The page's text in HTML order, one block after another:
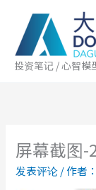
投资笔记 / 心智模
屏幕截图-
发表评论/ 作者：